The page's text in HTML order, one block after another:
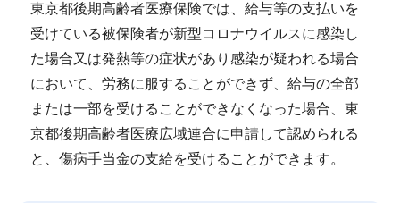
東京都後期高齢者医療保険では、給与等の支払いを
受けている被保険者が新型コロナウイルスに感染し
た場合又は発熱等の症状があり感染が疑われる場合
において、労務に服することができず、給与の全部
または一部を受けることができなくなった場合、東
京都後期高齢者医療広域連合に申請して認められる
と、傷病手当金の支給を受けることができます。